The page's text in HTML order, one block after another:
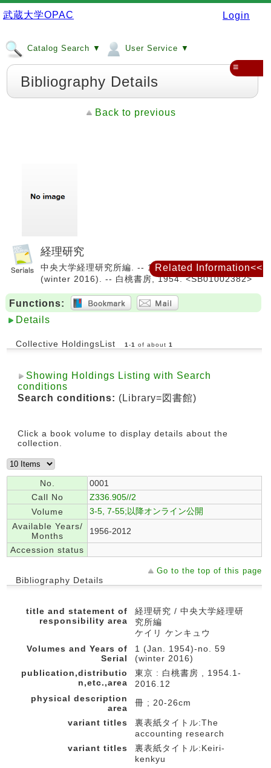
武蔵大学OPAC Login
Catalog Search ▼ User Service ▼
≡
Bibliography Details
Back to previous
経理研究
中央大学経理研究所編. -- 1 (Jan. 1954)-no. 59
(winter 2016). -- 白桃書房, 1954. <SB01002382>
Functions:
Details
Collective HoldingsList 1 -1 of about 1
Showing Holdings Listing with Search
conditions
Search conditions: (Library=図書館)
Click a book volume to display details about the
collection.
No.
0001
Call No
Z336.905//2
Volume
3-5, 7-55;以降オンライン公開
Available Years/
Months
1956-2012
Accession status
Go to the top of this page
Bibliography Details
title and statement of
responsibility area
経理研究 / 中央大学経理研
究所編
ケイリ ケンキュウ
Volumes and Years of
Serial
1 (Jan. 1954)-no. 59
(winter 2016)
publication,distributio
n,etc.,area
東京 : 白桃書房 , 1954.1-
2016.12
physical description
area
冊 ; 20-26cm
variant titles
裏表紙タイトル:The
accounting research
variant titles
裏表紙タイトル:Keiri-
kenkyu
Related Information<<